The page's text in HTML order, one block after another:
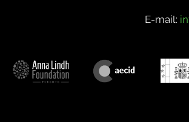
E-mail: